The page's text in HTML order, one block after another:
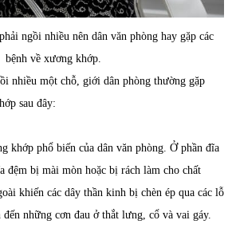
ngồi nhiều nên dân văn phòng hay gặp các
bệnh về xương khớp.
nhiều một chỗ, giới dân phòng thường gặp
sau đây:
khớp phổ biến của dân văn phòng. Ở phần đĩa
đệm bị mài mòn hoặc bị rách làm cho chất
khiến các dây thần kinh bị chèn ép qua các lỗ
những cơn đau ở thắt lưng, cổ và vai gáy.